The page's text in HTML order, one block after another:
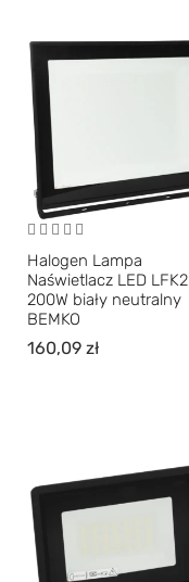
Halogen Lampa
Naświetlacz LED LFK2
200W biały neutralny
BEMKO
160,09 zł